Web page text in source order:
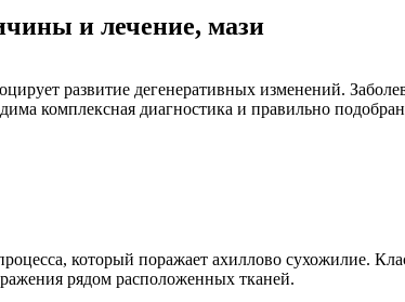
и лечение, мази
развитие дегенеративных изменений.
комплексная диагностика и правильно
который поражает ахиллово сухожилие.
рядом расположенных тканей.